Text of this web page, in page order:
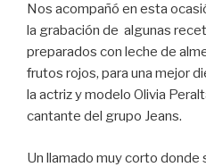
Nos acompañó en esta
la grabación de algunas
preparados con leche de
frutos rojos, para una mejor
la actriz y modelo Olivia
cantante del grupo Jeans.
Un llamado muy corto donde